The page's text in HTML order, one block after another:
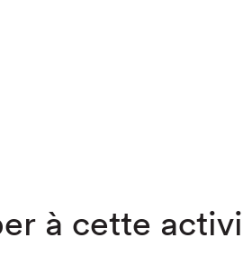
à cette